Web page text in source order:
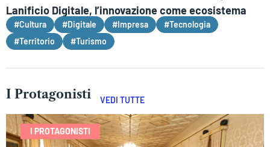
Lanificio Digitale, l’innovazione come ecosistema
#Cultura #Digitale #Impresa
#Tecnologia
#Territorio
#Turismo
I Protagonisti VEDI TUTTE
I PROTAGONISTI